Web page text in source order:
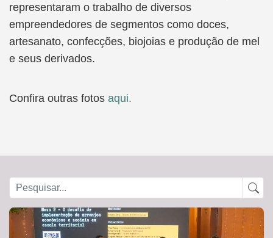
representaram o trabalho de diversos
empreendedores de segmentos como doces,
artesanato, confecções, biojoias e produção de mel
e seus derivados.
Confira outras fotos aqui.